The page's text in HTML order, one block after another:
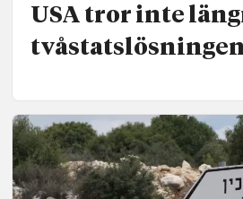
USA tror inte